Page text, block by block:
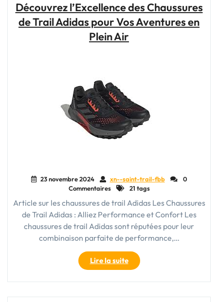
chaussures
de
trail
Mizuno"
Découvrez l’Excellence des Chaussures
de Trail Adidas pour Vos Aventures en
Plein Air
23 novembre 2024 xn--saint-trail-fbb
0
Commentaires
21 tags
Article sur les chaussures de trail Adidas Les Chaussures
de Trail Adidas : Alliez Performance et Confort Les
chaussures de trail Adidas sont réputées pour leur
combinaison parfaite de performance,…
Lire la suite"Découvrez
l’Excellence
des